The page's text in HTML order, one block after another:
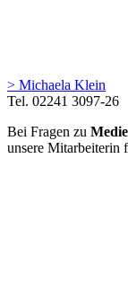
> Michaela Klein
Tel. 02241 3097-26
Bei Fragen zu
unsere